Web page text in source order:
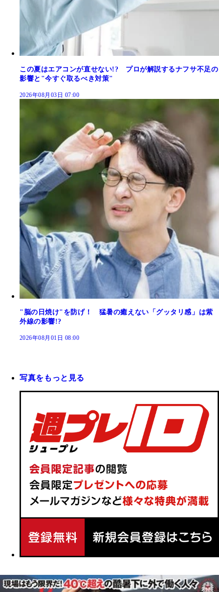
この夏はエアコンが直せない!? プロが解説するナフサ不足の
影響と"今すぐ取るべき対策"
2026年08月03日 07:00
"脳の日焼け"を防げ！ 猛暑の癒えない「グッタリ感」は紫
外線の影響!?
2026年08月01日 08:00
写真をもっと見る